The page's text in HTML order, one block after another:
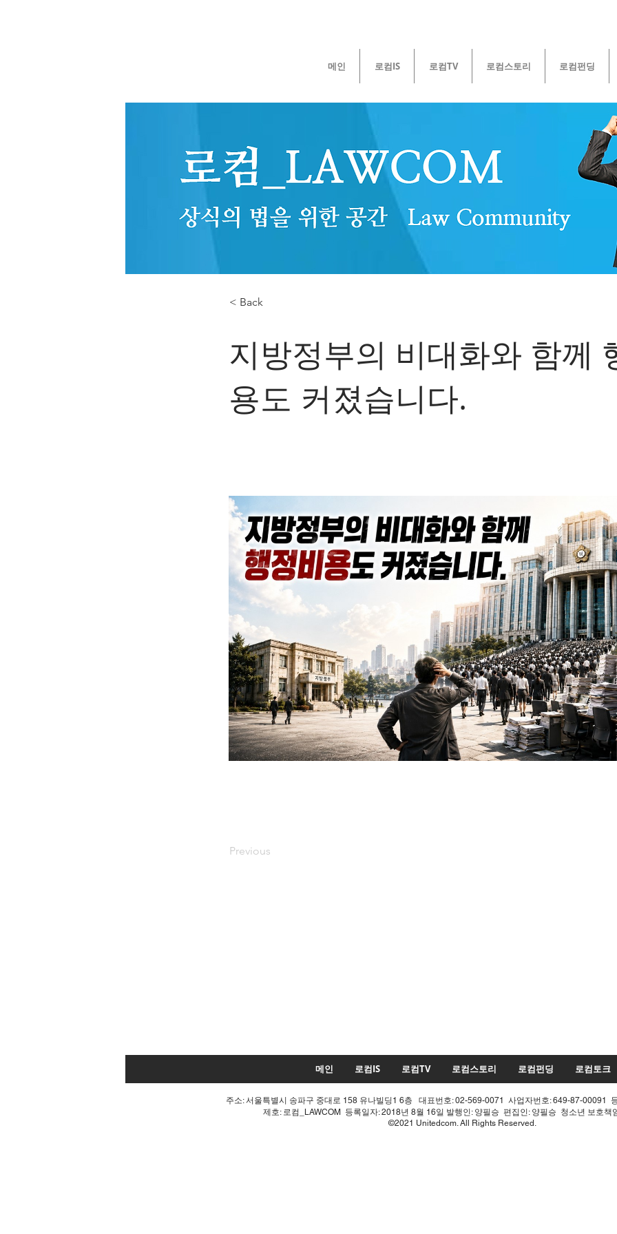
메인 로컴IS 로컴TV 로컴스토리 로컴펀딩
< Back
지방정부의 비대화와 함께
용도 커졌습니다.
Previous
메인 로컴IS 로컴TV 로컴스토리 로컴펀딩 로컴토크
주소: 서울특별시 송파구 중대로 158 유나빌딩1 6층 대표번호: 02-569-0071 사업자번호: 649-87-00091
제호: 로컴_LAWCOM 등록일자: 2018년 8월 16일 발행인: 양필승 편집인: 양필승 청소년 보호
©2021 Unitedcom. All Rights Reserved.